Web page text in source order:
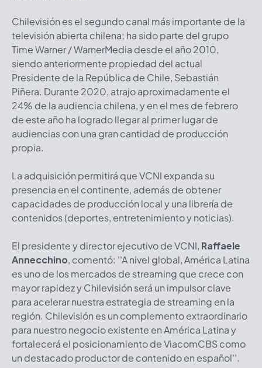
Chilevisión es el segundo canal más importante de la
televisión abierta chilena; ha sido parte del grupo
Time Warner / WarnerMedia desde el año 2010,
siendo anteriormente propiedad del actual
Presidente de la República de Chile, Sebastián
Piñera. Durante 2020, atrajo aproximadamente el
24% de la audiencia chilena, y en el mes de febrero
de este año ha logrado llegar al primer lugar de
audiencias con una gran cantidad de producción
propia.
La adquisición permitirá que VCNI expanda su
presencia en el continente, además de obtener
capacidades de producción local y una librería de
contenidos (deportes, entretenimiento y noticias).
El presidente y director ejecutivo de VCNI, Raffaele
Annecchino, comentó: ''A nivel global, América Latina
es uno de los mercados de streaming que crece con
mayor rapidez y Chilevisión será un impulsor clave
para acelerar nuestra estrategia de streaming en la
región. Chilevisión es un complemento extraordinario
para nuestro negocio existente en América Latina y
fortalecerá el posicionamiento de ViacomCBS como
un destacado productor de contenido en español''.